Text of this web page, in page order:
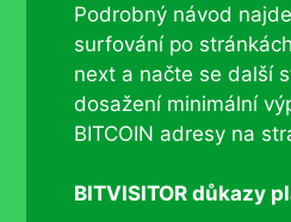
Podrobný návod
surfování po
next a načte se další
dosažení minimální
BITCOIN adresy na
BITVISITOR důkazy